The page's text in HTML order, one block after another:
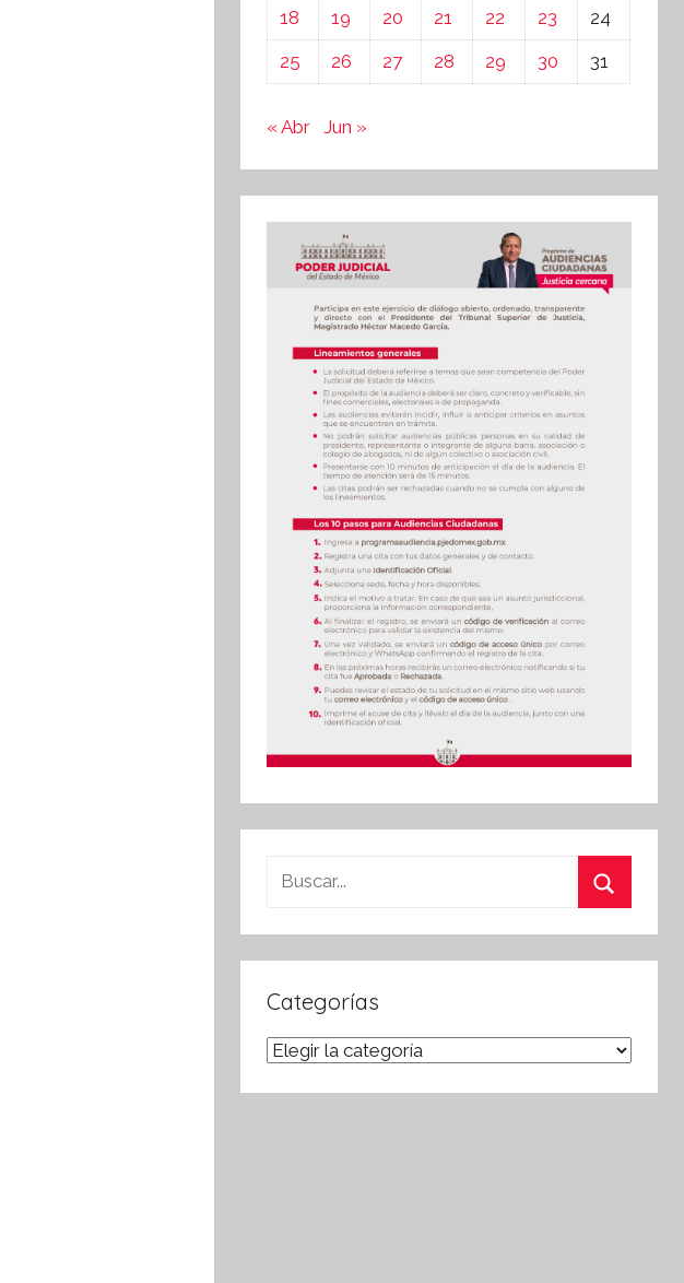
18
19 20 21 22 23
24
25
26 27 28 29 30 31
« Abr Jun »
Buscar:
Categorías
Categorías